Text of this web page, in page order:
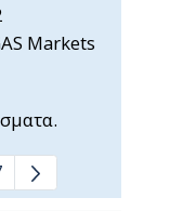
Markets
σελίδες Use